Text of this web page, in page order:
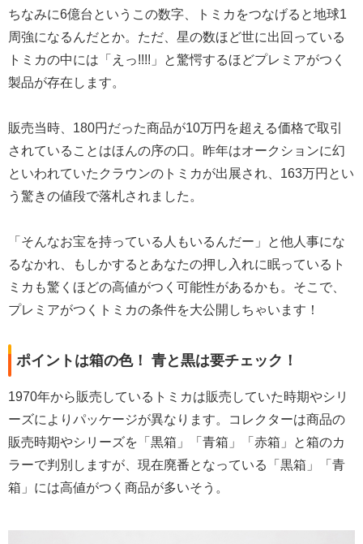
ちなみに6億台というこの数字、トミカをつなげると地球1
周強になるんだとか。ただ、星の数ほど世に出回っている
トミカの中には「えっ!!!!」と驚愕するほどプレミアがつく
製品が存在します。
販売当時、180円だった商品が10万円を超える価格で取引
されていることはほんの序の口。昨年はオークションに幻
といわれていたクラウンのトミカが出展され、163万円とい
う驚きの値段で落札されました。
「そんなお宝を持っている人もいるんだー」と他人事にな
るなかれ、もしかするとあなたの押し入れに眠っているト
ミカも驚くほどの高値がつく可能性があるかも。そこで、
プレミアがつくトミカの条件を大公開しちゃいます！
ポイントは箱の色！ 青と黒は要チェック！
1970年から販売しているトミカは販売していた時期やシリ
ーズによりパッケージが異なります。コレクターは商品の
販売時期やシリーズを「黒箱」「青箱」「赤箱」と箱のカ
ラーで判別しますが、現在廃番となっている「黒箱」「青
箱」には高値がつく商品が多いそう。